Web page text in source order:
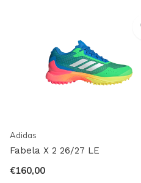
Adidas
Fabela X 2 26/27 LE
€160,00